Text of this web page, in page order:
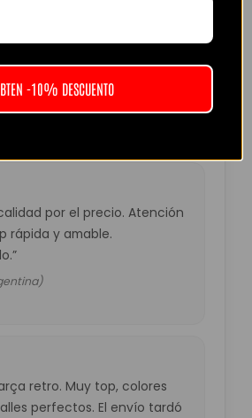
de lo esperado. El envío
pero llegó perfecta.
seguro.”
por el precio. Atención
rápida y amable.
retro. Muy top, colores
perfectos. El envío tardó
-10% DESCUENTO